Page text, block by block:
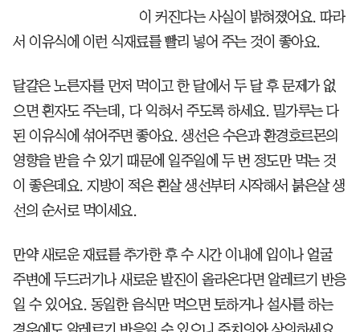
이 커진다는 사실이 밝혀졌어요. 따라
서 이유식에 이런 식재료를 빨리 넣어 주는 것이 좋아요.
달걀은 노른자를 먼저 먹이고 한 달에서 두 달 후 문제가 없
으면 흰자도 주는데, 다 익혀서 주도록 하세요. 밀가루는 다
된 이유식에 섞어주면 좋아요. 생선은 수은과 환경호르몬의
영향을 받을 수 있기 때문에 일주일에 두 번 정도만 먹는 것
이 좋은데요. 지방이 적은 흰살 생선부터 시작해서 붉은살 생
선의 순서로 먹이세요.
만약 새로운 재료를 추가한 후 수 시간 이내에 입이나 얼굴
주변에 두드러기나 새로운 발진이 올라온다면 알레르기 반응
일 수 있어요. 동일한 음식만 먹으면 토하거나 설사를 하는